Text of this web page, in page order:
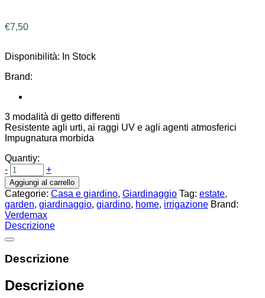
€7,50
Disponibilità: In Stock
Brand:
3 modalità di getto differenti
Resistente agli urti, ai raggi UV e agli agenti atmosferici
Impugnatura morbida
Quantiy:
-
+
Aggiungi al carrello
Categorie: Casa e giardino, Giardinaggio Tag: estate,
garden, giardinaggio, giardino, home, irrigazione Brand:
Verdemax
Descrizione
Descrizione
Descrizione